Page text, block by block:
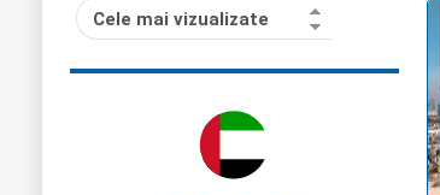
Cele mai vizualizate